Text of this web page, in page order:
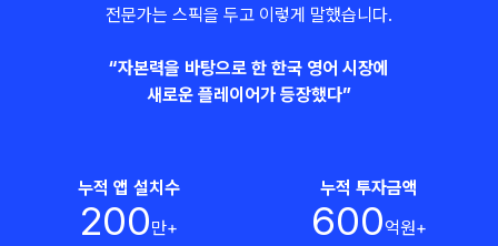
전문가는 스픽을 두고 이렇게 말했습니다.
“자본력을 바탕으로 한 한국 영어 시장에
새로운 플레이어가 등장했다”
누적 앱 설치수
200만+
누적 투자금액
600억원+